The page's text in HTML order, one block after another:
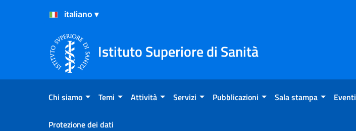
Salta al Contenuto
Salta al Footer
Istituto Superiore di Sanità
Chi siamo Temi Attività Servizi Pubblicazioni Sala stampa Eventi
Protezione dei dati